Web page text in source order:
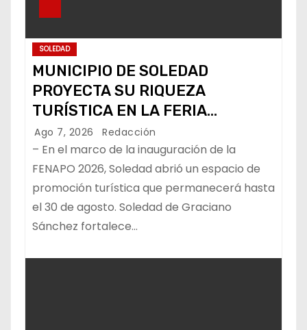
SOLEDAD
MUNICIPIO DE SOLEDAD
PROYECTA SU RIQUEZA
TURÍSTICA EN LA FERIA
NACIONAL POTOSINA
Ago 7, 2026 Redacción
– En el marco de la inauguración de la
FENAPO 2026, Soledad abrió un espacio de
promoción turística que permanecerá hasta
el 30 de agosto. Soledad de Graciano
Sánchez fortalece…